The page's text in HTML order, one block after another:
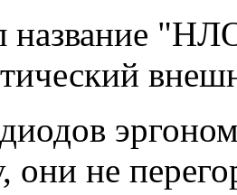
название
они не